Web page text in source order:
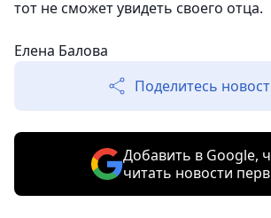
тот не сможет увидеть своего отца.
Елена Балова
Поделитесь
Добавить в Google,
читать новости